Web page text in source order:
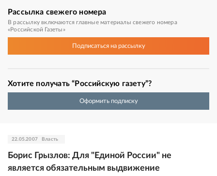
Рассылка свежего номера
В рассылку включаются главные материалы свежего номера
«Российской Газеты»
Подписатьсяна рассылку
Хотите получать “Российскую газету”?
Оформить подписку
22.05.2007 Власть
Борис Грызлов: Для "Единой России" не
является обязательным выдвижение